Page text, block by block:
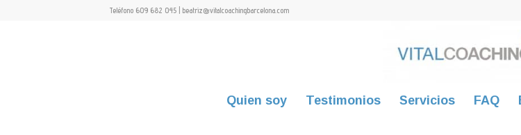
Teléfono 609 682 045 | beatriz@vitalcoachingbarcelona.com
Quien soy Testimonios Servicios FAQ